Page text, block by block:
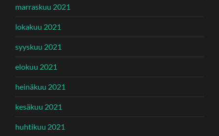
marraskuu 2021
lokakuu 2021
syyskuu 2021
elokuu 2021
heinäkuu 2021
kesäkuu 2021
huhtikuu 2021